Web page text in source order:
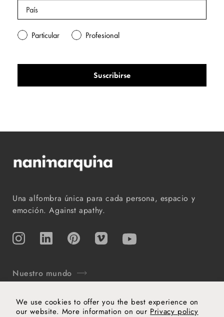
We use cookies to offer you the best experience on
our website. More information on our Privacy policy
Particular Profesional
Suscribirse
Una alfombra única para cada persona, espacio y
emoción. Against apathy.
InstagramTikTok Pinterest Vimeo YouTube
Nuestro mundo